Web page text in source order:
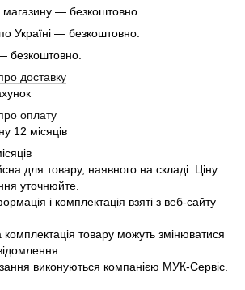
— безкоштовно.
Україні — безкоштовно.
безкоштовно.
доставку
оплату
12 місяців
для товару, наявного на складі. Ціну
уточнюйте.
і комплектація взяті з веб-сайту
комплектація товару можуть змінюватися
виконуються компанією МУК-Сервіс.